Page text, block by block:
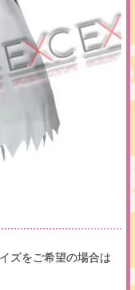
ズをご希望の場合は